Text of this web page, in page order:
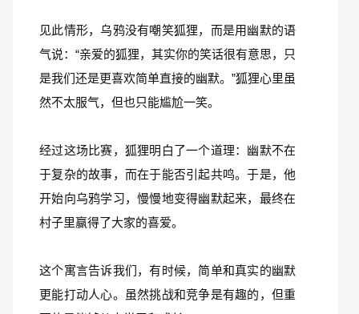
见此情形，乌鸦没有嘲笑狐狸，而是用幽默的语
气说：“亲爱的狐狸，其实你的笑话很有意思，只
是我们还是更喜欢简单直接的幽默。”狐狸心里虽
然不太服气，但也只能尴尬一笑。
经过这场比赛，狐狸明白了一个道理：幽默不在
于复杂的故事，而在于能否引起共鸣。于是，他
开始向乌鸦学习，慢慢地变得幽默起来，最终在
村子里赢得了大家的喜爱。
这个寓言告诉我们，有时候，简单和真实的幽默
更能打动人心。虽然挑战和竞争是有趣的，但重